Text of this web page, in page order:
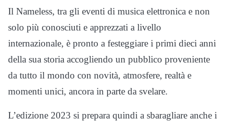
Il Nameless, tra gli eventi di musica elettronica e non
solo più conosciuti e apprezzati a livello
internazionale, è pronto a festeggiare i primi dieci anni
della sua storia accogliendo un pubblico proveniente
da tutto il mondo con novità, atmosfere, realtà e
momenti unici, ancora in parte da svelare.
L’edizione 2023 si prepara quindi a sbaragliare anche i